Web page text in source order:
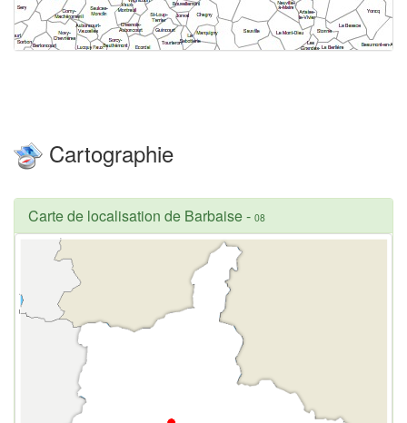
Cartographie
Carte de localisation de Barbaise- 08